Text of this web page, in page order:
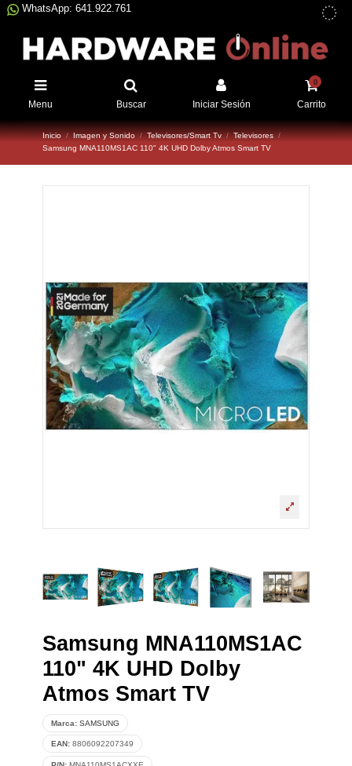
WhatsApp: 641.922.761
Menu Buscar Iniciar Sesión
0
Carrito
Inicio Imagen y Sonido Televisores/Smart Tv
Televisores
Samsung MNA110MS1AC 110" 4K UHD Dolby Atmos Smart TV
Samsung MNA110MS1AC
110" 4K UHD Dolby
Atmos Smart TV
Marca: SAMSUNG
EAN: 8806092207349